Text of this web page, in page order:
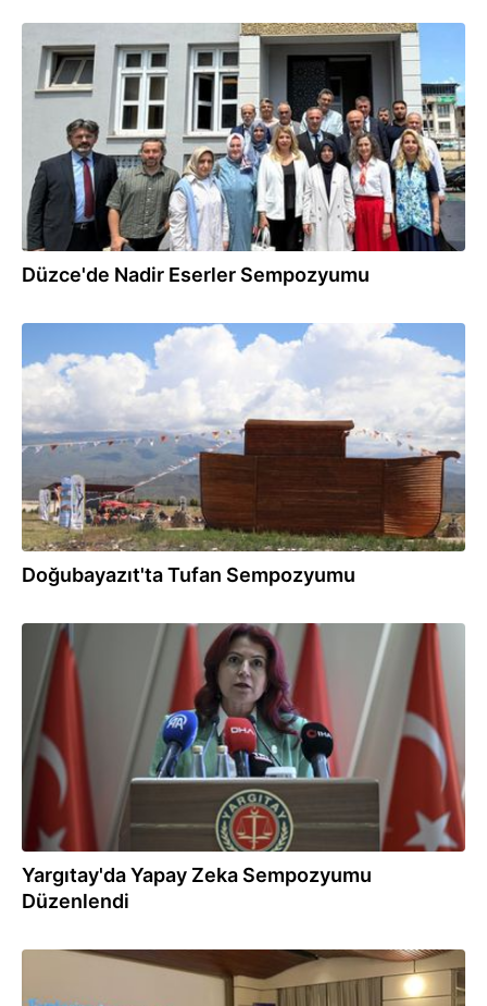
19.06.2026
Düzce'de Nadir Eserler Sempozyumu
Doğubayazıt'ta Tufan Sempozyumu
16.06.2026
Yargıtay'da Yapay Zeka Sempozyumu
Düzenlendi